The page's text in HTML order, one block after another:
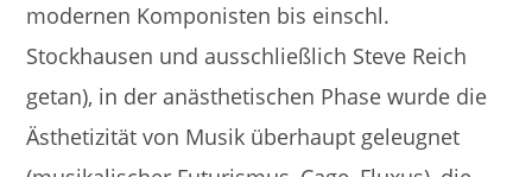
modernen Komponisten bis einschl.
Stockhausen und ausschließlich Steve Reich
getan), in der anästhetischen Phase wurde die
Ästhetizität von Musik überhaupt geleugnet